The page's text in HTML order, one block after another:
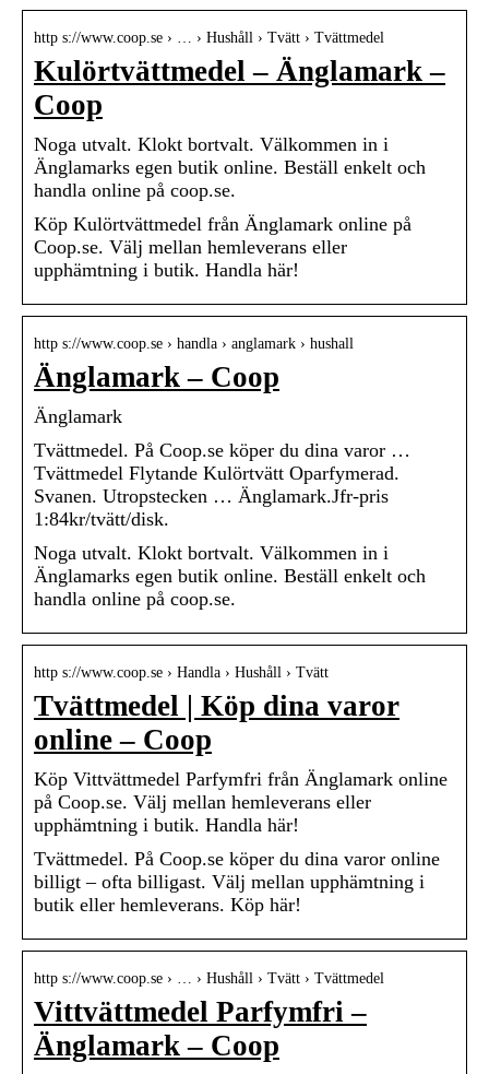
http s://www.coop.se › … › Hushåll › Tvätt › Tvättmedel
Kulörtvättmedel – Änglamark –
Coop
Noga utvalt. Klokt bortvalt. Välkommen in i
Änglamarks egen butik online. Beställ enkelt och
handla online på coop.se.
Köp Kulörtvättmedel från Änglamark online på
Coop.se. Välj mellan hemleverans eller
upphämtning i butik. Handla här!
http s://www.coop.se › handla › anglamark › hushall
Änglamark – Coop
Änglamark
Tvättmedel. På Coop.se köper du dina varor …
Tvättmedel Flytande Kulörtvätt Oparfymerad.
Svanen. Utropstecken … Änglamark.Jfr-pris
1:84kr/tvätt/disk.
Noga utvalt. Klokt bortvalt. Välkommen in i
Änglamarks egen butik online. Beställ enkelt och
handla online på coop.se.
http s://www.coop.se › Handla › Hushåll › Tvätt
Tvättmedel | Köp dina varor
online – Coop
Köp Vittvättmedel Parfymfri från Änglamark online
på Coop.se. Välj mellan hemleverans eller
upphämtning i butik. Handla här!
Tvättmedel. På Coop.se köper du dina varor online
billigt – ofta billigast. Välj mellan upphämtning i
butik eller hemleverans. Köp här!
http s://www.coop.se › … › Hushåll › Tvätt › Tvättmedel
Vittvättmedel Parfymfri –
Änglamark – Coop